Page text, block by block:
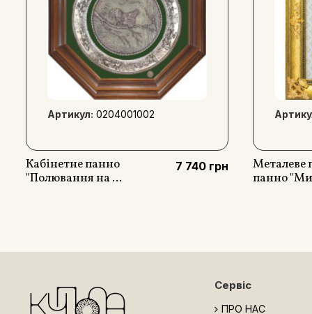
Артикул: 0204001002
Кабінетне панно
"Полювання на ...
7 740 грн
Металеве
панно
Сервіс
ПРО НАС